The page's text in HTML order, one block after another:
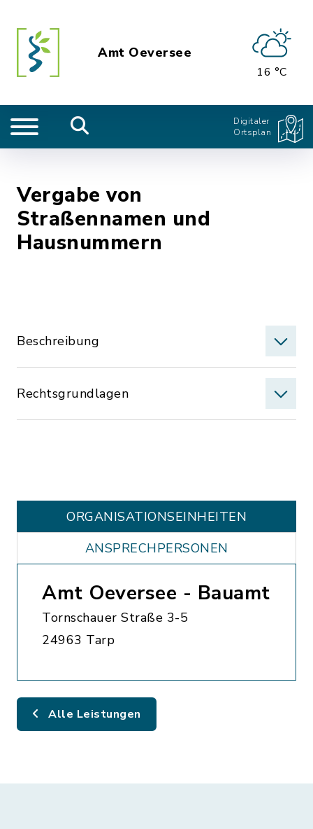
Amt Oeversee
16 °C
Digitaler
Ortsplan
Vergabe von
Straßennamen und
Hausnummern
Beschreibung
Rechtsgrundlagen
ORGANISATIONS­EINHEITEN
ANSPRECHPERSONEN
Amt Oeversee - Bauamt
Tornschauer Straße 3-5
24963 Tarp
Alle Leistungen